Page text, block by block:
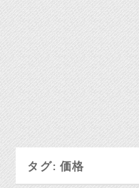
タグ: 価格